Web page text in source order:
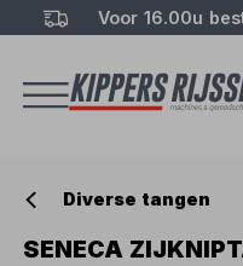
Voor 16.00u
Diverse tangen
SENECA